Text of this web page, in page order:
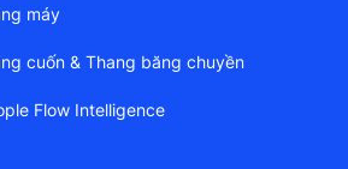
máy
cuốn & Thang băng chuyền
Flow Intelligence